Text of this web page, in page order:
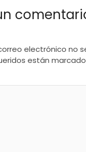
electrónico no
están